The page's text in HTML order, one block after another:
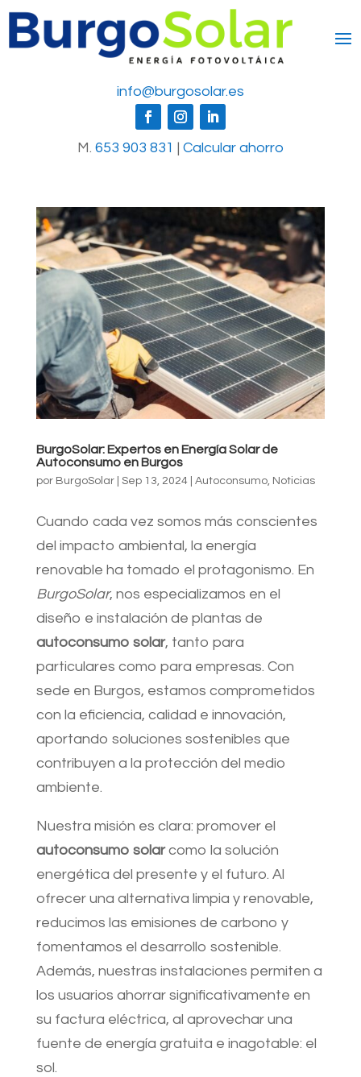
info@burgosolar.es
M. 653 903 831 | Calcular ahorro
BurgoSolar: Expertos en Energía Solar de
Autoconsumo en Burgos
por BurgoSolar| Sep 13, 2024| Autoconsumo, Noticias
Cuando cada vez somos más conscientes
del impacto ambiental, la energía
renovable ha tomado el protagonismo. En
BurgoSolar, nos especializamos en el
diseño e instalación de plantas de
autoconsumo solar, tanto para
particulares como para empresas. Con
sede en Burgos, estamos comprometidos
con la eficiencia, calidad e innovación,
aportando soluciones sostenibles que
contribuyen a la protección del medio
ambiente.
Nuestra misión es clara: promover el
autoconsumo solarcomo la solución
energética del presente y el futuro. Al
ofrecer una alternativa limpia y renovable,
reducimos las emisiones de carbono y
fomentamos el desarrollo sostenible.
Además, nuestras instalaciones permiten a
los usuarios ahorrar significativamente en
su factura eléctrica, al aprovechar una
fuente de energía gratuita e inagotable: el
sol.